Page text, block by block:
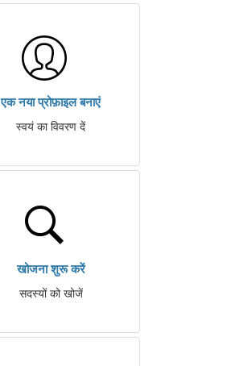
एक नया प्रोफ़ाइल बनाएं
स्वयं का विवरण दें
खोजना शुरू करें
सदस्यों को खोजें